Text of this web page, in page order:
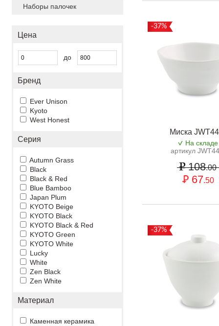
Наборы палочек
Цена
до
Бренд
Ever Unison
Kyoto
West Honest
Серия
Autumn Grass
Black
Black & Red
Blue Bamboo
Japan Plum
KYOTO Beige
KYOTO Black
KYOTO Black & Red
KYOTO Green
KYOTO White
Lucky
White
Zen Black
Zen White
Материал
Каменная керамика
-37%
Миска
На складе
артикул
108.00
67.50
-37%